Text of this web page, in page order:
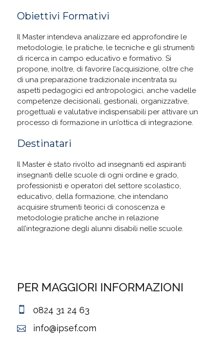
Obiettivi Formativi
Il Master intendeva analizzare ed approfondire le
metodologie, le pratiche, le tecniche e gli strumenti
di ricerca in campo educativo e formativo. Si
propone, inoltre, di favorire l’acquisizione, oltre che
di una preparazione tradizionale incentrata su
aspetti pedagogici ed antropologici, anche vadelle
competenze decisionali, gestionali, organizzative,
progettuali e valutative indispensabili per attivare un
processo di formazione in un’ottica di integrazione.
Destinatari
Il Master è stato rivolto ad insegnanti ed aspiranti
insegnanti delle scuole di ogni ordine e grado,
professionisti e operatori del settore scolastico,
educativo, della formazione, che intendano
acquisire strumenti teorici di conoscenza e
metodologie pratiche anche in relazione
all’integrazione degli alunni disabili nelle scuole.
PER MAGGIORI INFORMAZIONI
0824 31 24 63
info@ipsef.com